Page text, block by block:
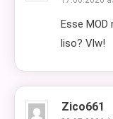
Esse
liso? Vlw!
Zico661